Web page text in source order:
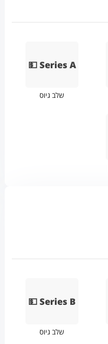
💵 Series A
שלב גיוס
💵 Series B
שלב גיוס